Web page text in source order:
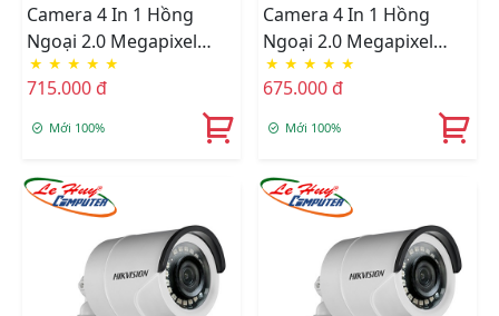
Camera 4 In 1 Hồng
Ngoại 2.0 Megapixel
HIKVISION DS-
2CE16D3T-IT
★ ★ ★ ★ ★
715.000 đ
Mới 100%
Camera 4 In 1 Hồng
Ngoại 2.0 Megapixel
HIKVISION DS-
2CE16D3T-ITPF
★ ★ ★ ★ ★
675.000 đ
Mới 100%